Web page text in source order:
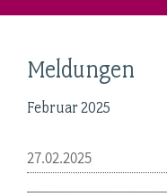
Meldungen
Februar 2025
27.02.2025